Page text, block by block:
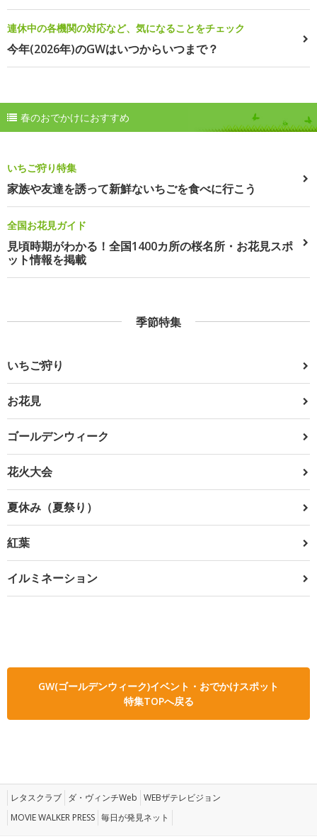
連休中の各機関の対応など、気になることをチェック
今年(2026年)のGWはいつからいつまで？
春のおでかけにおすすめ
いちご狩り特集
家族や友達を誘って新鮮ないちごを食べに行こう
全国お花見ガイド
見頃時期がわかる！全国1400カ所の桜名所・お花見スポ
ット情報を掲載
季節特集
いちご狩り
お花見
ゴールデンウィーク
花火大会
夏休み（夏祭り）
紅葉
イルミネーション
GW(ゴールデンウィーク)イベント・おでかけスポット
特集TOPへ戻る
レタスクラブ ダ・ヴィンチWeb WEBザテレビジョン
MOVIE WALKER PRESS 毎日が発見ネット